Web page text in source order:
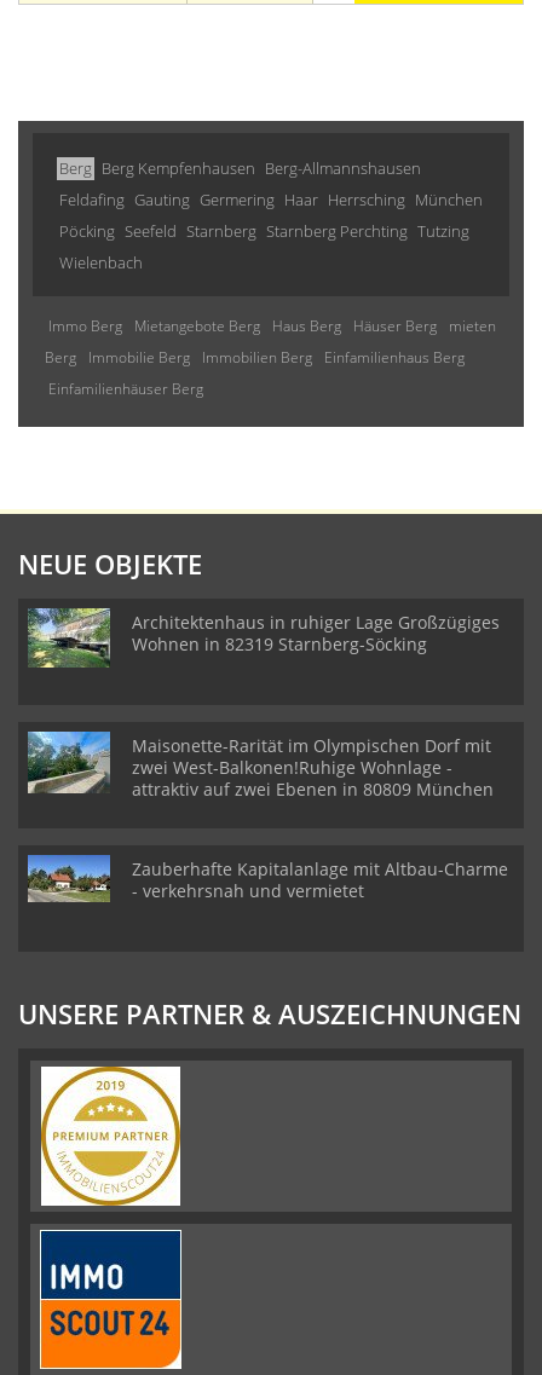
Berg Berg Kempfenhausen Berg-Allmannshausen
Feldafing Gauting Germering Haar Herrsching München
Pöcking Seefeld Starnberg Starnberg Perchting Tutzing
Wielenbach
Immo Berg Mietangebote Berg Haus Berg Häuser Berg
mieten
Berg
Immobilie Berg Immobilien Berg
Einfamilienhaus Berg
Einfamilienhäuser Berg
NEUE OBJEKTE
Architektenhaus in ruhiger Lage Großzügiges
Wohnen in 82319 Starnberg-Söcking
Maisonette-Rarität im Olympischen Dorf mit
zwei West-Balkonen!Ruhige Wohnlage -
attraktiv auf zwei Ebenen in 80809 München
Zauberhafte Kapitalanlage mit Altbau-Charme
- verkehrsnah und vermietet
UNSERE PARTNER & AUSZEICHNUNGEN